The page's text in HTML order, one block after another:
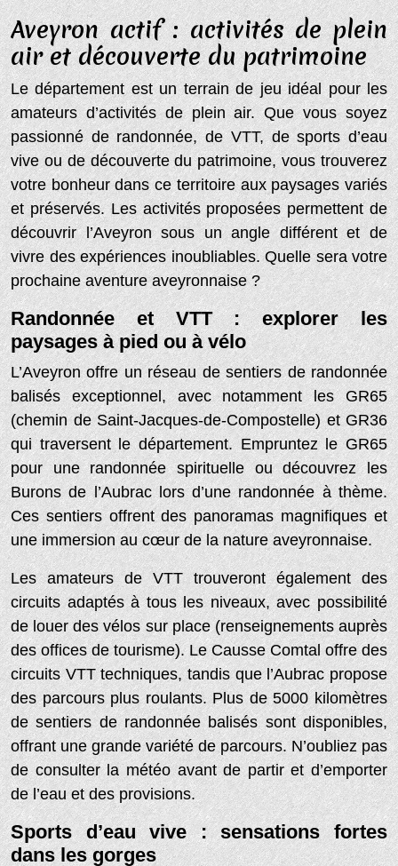
Aveyron actif : activités de plein
air et découverte du patrimoine
Le département est un terrain de jeu idéal pour les
amateurs d’activités de plein air. Que vous soyez
passionné de randonnée, de VTT, de sports d’eau
vive ou de découverte du patrimoine, vous trouverez
votre bonheur dans ce territoire aux paysages variés
et préservés. Les activités proposées permettent de
découvrir l’Aveyron sous un angle différent et de
vivre des expériences inoubliables. Quelle sera votre
prochaine aventure aveyronnaise ?
Randonnée et VTT : explorer les
paysages à pied ou à vélo
L’Aveyron offre un réseau de sentiers de randonnée
balisés exceptionnel, avec notamment les GR65
(chemin de Saint-Jacques-de-Compostelle) et GR36
qui traversent le département. Empruntez le GR65
pour une randonnée spirituelle ou découvrez les
Burons de l’Aubrac lors d’une randonnée à thème.
Ces sentiers offrent des panoramas magnifiques et
une immersion au cœur de la nature aveyronnaise.
Les amateurs de VTT trouveront également des
circuits adaptés à tous les niveaux, avec possibilité
de louer des vélos sur place (renseignements auprès
des offices de tourisme). Le Causse Comtal offre des
circuits VTT techniques, tandis que l’Aubrac propose
des parcours plus roulants. Plus de 5000 kilomètres
de sentiers de randonnée balisés sont disponibles,
offrant une grande variété de parcours. N’oubliez pas
de consulter la météo avant de partir et d’emporter
de l’eau et des provisions.
Sports d’eau vive : sensations fortes
dans les gorges